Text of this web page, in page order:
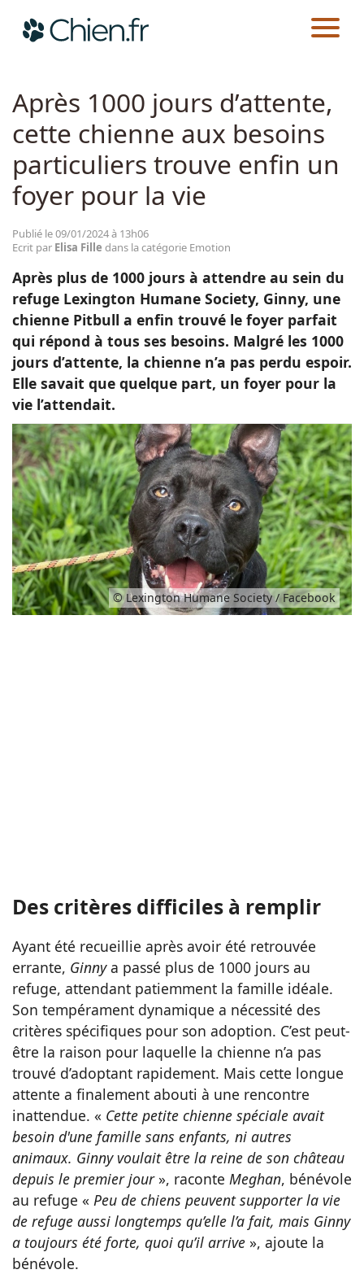
Races
Guides
CHIEN.FR ACTUALITÉS
Après 1000 jours d’attente,
cette chienne aux besoins
particuliers trouve enfin un
foyer pour la vie
Publié le 09/01/2024 à 13h06
Ecrit par Elisa Fille dans la catégorie Emotion
Après plus de 1000 jours à attendre au sein du
refuge Lexington Humane Society, Ginny, une
chienne Pitbull a enfin trouvé le foyer parfait
qui répond à tous ses besoins. Malgré les 1000
jours d’attente, la chienne n’a pas perdu espoir.
Elle savait que quelque part, un foyer pour la
vie l’attendait.
© Lexington Humane Society / Facebook
Des critères difficiles à remplir
Ayant été recueillie après avoir été retrouvée
errante, Ginnya passé plus de 1000 jours au
refuge, attendant patiemment la famille idéale.
Son tempérament dynamique a nécessité des
critères spécifiques pour son adoption. C’est peut-
être la raison pour laquelle la chienne n’a pas
trouvé d’adoptant rapidement. Mais cette longue
attente a finalement abouti à une rencontre
inattendue. « Cette petite chienne spéciale avait
besoin d'une famille sans enfants, ni autres
animaux. Ginny voulait être la reine de son château
depuis le premier jour», raconte Meghan, bénévole
au refuge « Peu de chiens peuvent supporter la vie
de refuge aussi longtemps qu’elle l’a fait, mais Ginny
a toujours été forte, quoi qu’il arrive », ajoute la
bénévole.